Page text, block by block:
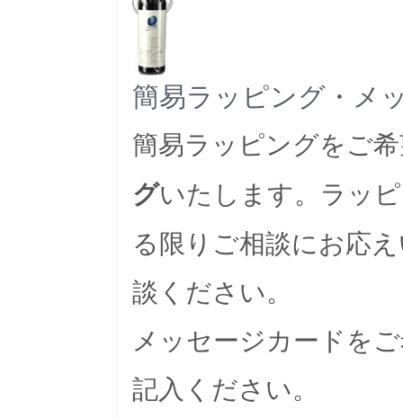
簡易ラッピング・メ
簡易ラッピングをご
グいたします。ラッ
る限りご相談にお応
談ください。
メッセージカードを
記入ください。